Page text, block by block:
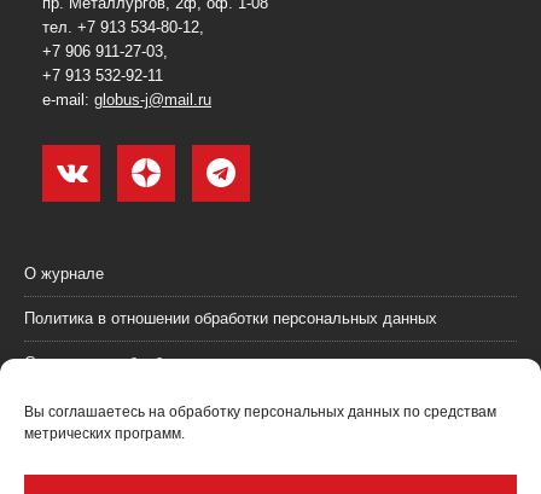
Вы соглашаетесь на обработку персональных данных по средствам
метрических программ.
тел. +7 913 534-80-12,
+7 906 911-27-03,
+7 913 532-92-11
e-mail: globus-j@mail.ru
О журнале
Политика в отношении обработки персональных данных
Согласие на обработку персональных данных
Пользовательское соглашение (оферта)